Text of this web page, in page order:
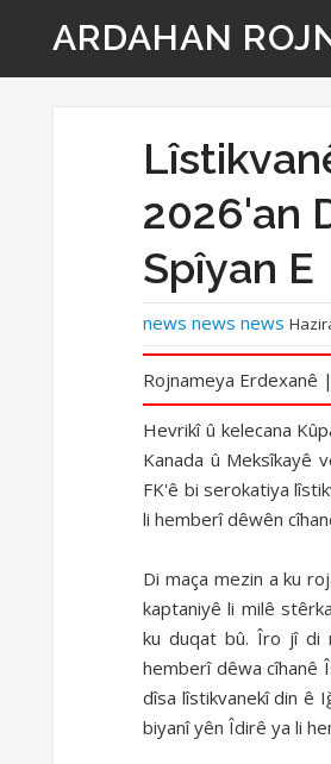
ARDAHAN
2026'an
Spîyan E
news news news
Rojnameya Erdexanê
Hevrikî û kelecana
Kanada û Meksîkayê
FK'ê bi serokatiya
li hemberî dêwên
Di maça mezin a ku
kaptaniyê li milê
ku duqat bû. Îro jî di
hemberî dêwa cîhanê
dîsa lîstikvanekî din ê
biyanî yên Îdirê ya li